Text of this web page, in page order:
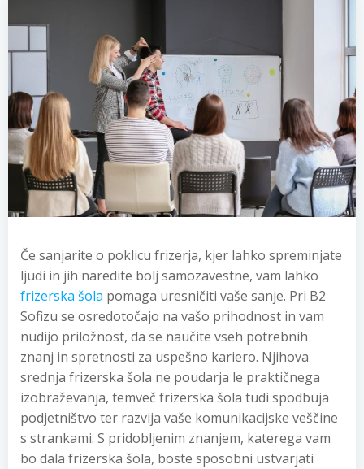
Če sanjarite o poklicu frizerja, kjer lahko spreminjate
ljudi in jih naredite bolj samozavestne, vam lahko
frizerska šola pomaga uresničiti vaše sanje. Pri B2
Sofizu se osredotočajo na vašo prihodnost in vam
nudijo priložnost, da se naučite vseh potrebnih
znanj in spretnosti za uspešno kariero. Njihova
srednja frizerska šola ne poudarja le praktičnega
izobraževanja, temveč frizerska šola tudi spodbuja
podjetništvo ter razvija vaše komunikacijske veščine
s strankami. S pridobljenim znanjem, katerega vam
bo dala frizerska šola, boste sposobni ustvarjati